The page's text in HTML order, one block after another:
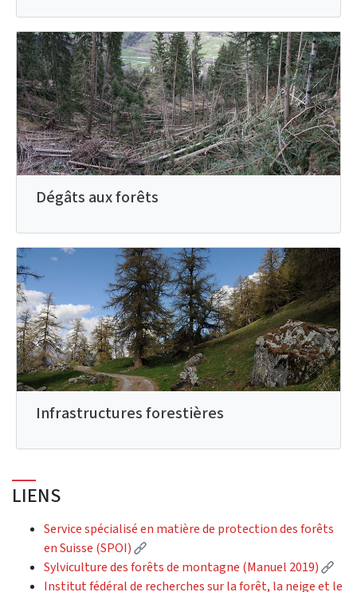
Dégâts aux forêts
Infrastructures forestières
LIENS
Service spécialisé en matière de protection des forêts
en Suisse (SPOI)
(External link)
Sylviculture des forêts de montagne (Manuel 2019)
Institut fédéral de recherches sur la forêt, la neige et le